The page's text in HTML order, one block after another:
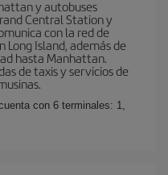
y autobuses
Central Station y
con la red de
Island, además de
hasta Manhattan.
de taxis y servicios de
con 6 terminales: 1,